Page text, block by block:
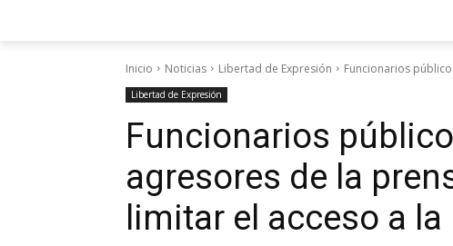
Inicio Noticias Libertad de Expresión Funcionarios
Libertad de Expresión
Funcionarios
agresores de la
limitar el acceso a